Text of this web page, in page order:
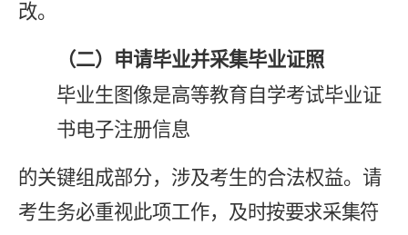
改。
（二）申请毕业并采集毕业证照
毕业生图像是高等教育自学考试毕业证
书电子注册信息
的关键组成部分，涉及考生的合法权益。请
考生务必重视此项工作， 及时按要求采集符